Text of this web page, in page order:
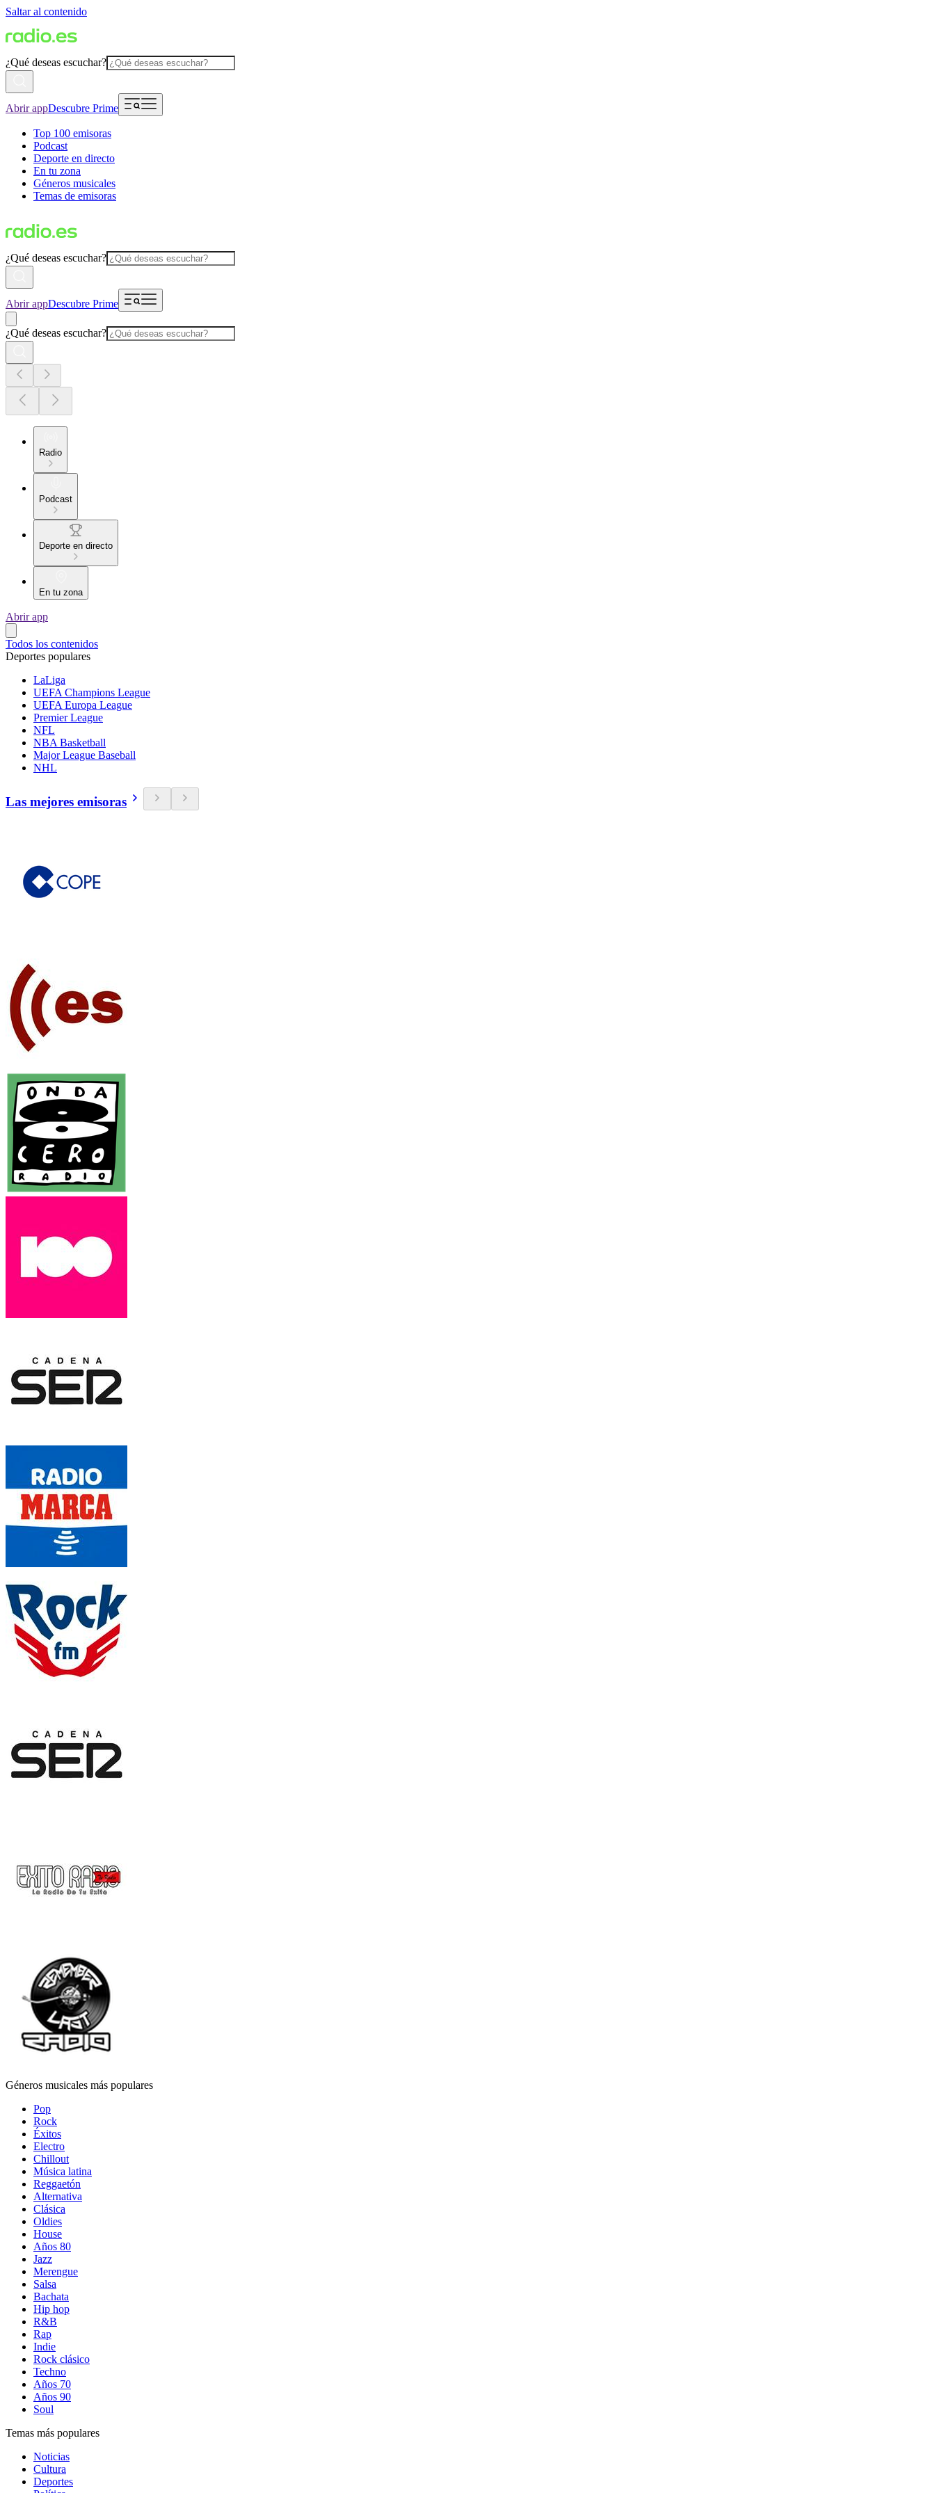
Saltar al contenido
¿Qué deseas escuchar?
Abrir appDescubre Prime
Top 100 emisoras
Podcast
Deporte en directo
En tu zona
Géneros musicales
Temas de emisoras
¿Qué deseas escuchar?
Abrir appDescubre Prime
¿Qué deseas escuchar?
Radio
Podcast
Deporte en directo
En tu zona
Abrir app
Todos los contenidos
Deportes populares
LaLiga
UEFA Champions League
UEFA Europa League
Premier League
NFL
NBA Basketball
Major League Baseball
NHL
Las mejores emisoras
Géneros musicales más populares
Pop
Rock
Éxitos
Electro
Chillout
Música latina
Reggaetón
Alternativa
Clásica
Oldies
House
Años 80
Jazz
Merengue
Salsa
Bachata
Hip hop
R&B
Rap
Indie
Rock clásico
Techno
Años 70
Años 90
Soul
Temas más populares
Noticias
Cultura
Deportes